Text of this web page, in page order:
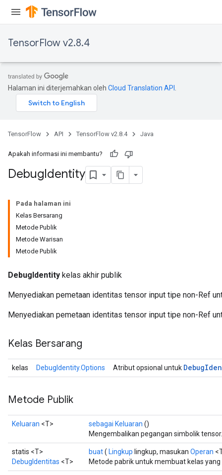
TensorFlow v2.8.4
Halaman ini diterjemahkan oleh Cloud Translation API
TensorFlow API TensorFlow v2.8.4 Java
Apakah informasi ini membantu?
DebugIdentity
Pada halaman ini
Kelas Bersarang
Metode Publik
Metode Warisan
Metode Publik
DebugIdentity kelas akhir publik
Menyediakan pemetaan identitas tensor input tipe non-Ref
Menyediakan pemetaan identitas tensor input tipe non-Ref
Kelas Bersarang
kelas DebugIdentity.Options Atribut opsional untuk Debug
Metode Publik
Keluaran <T> sebagai Keluaran ()
Mengembalikan pegangan simbolik tensor.
statis <T>
DebugIdentitas <T>
buat( Lingkup lingkup, masukan Operan
Metode pabrik untuk membuat kelas